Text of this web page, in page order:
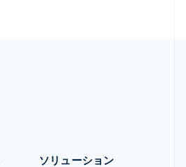
ソリューション